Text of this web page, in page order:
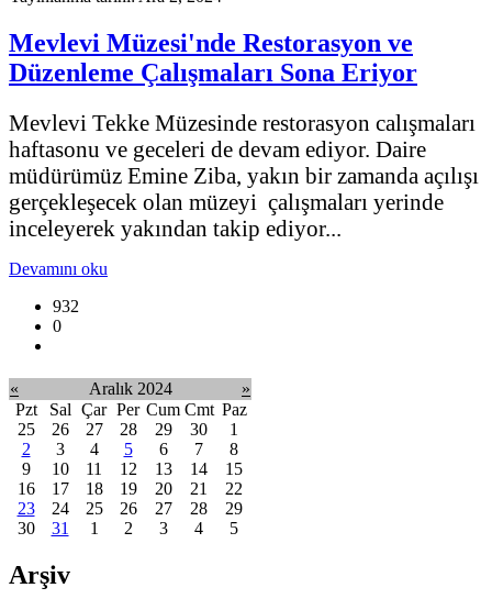
Mevlevi Müzesi'nde Restorasyon ve
Düzenleme Çalışmaları Sona Eriyor
Mevlevi Tekke Müzesinde restorasyon calışmaları
haftasonu ve geceleri de devam ediyor. Daire
müdürümüz Emine Ziba, yakın bir zamanda açılışı
gerçekleşecek olan müzeyi çalışmaları yerinde
inceleyerek yakından takip ediyor...
Devamını oku
932
0
« Aralık 2024
»
Pzt
Sal Çar Per Cum Cmt Paz
25
26 27 28 29 30
1
2
3 4 5 6 7
8
9
10 11 12 13 14
15
16
17 18 19 20 21
22
23
24 25 26 27 28
29
30
31 1 2 3 4 5
Arşiv